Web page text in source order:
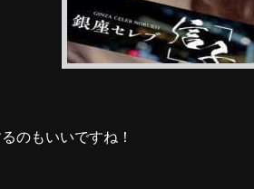
のもいいですね！